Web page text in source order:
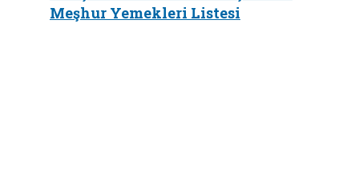
Meşhur Yemekleri Listesi